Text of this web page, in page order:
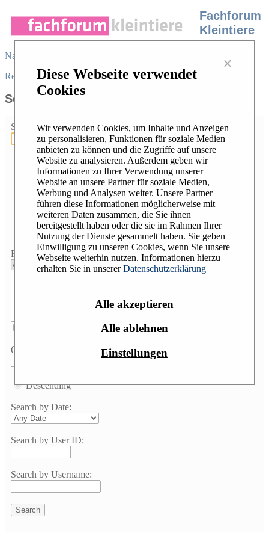
Fachforum
Kleintiere
Navigation
Register /Login|Desktop view |
Search
Search terms:
Searchallterms
Searchanyterm
Search the exact phrase
Search usingLucene syntax
Entire message
Message subject only
Forum:
Order by:
Descending
Search by Date:
Search by User ID:
Search by Username:
×
Diese Webseite verwendet
Cookies
Wir verwenden Cookies, um Inhalte und Anzeigen
zu personalisieren, Funktionen für soziale Medien
anbieten zu können und die Zugriffe auf unsere
Website zu analysieren. Außerdem geben wir
Informationen zu Ihrer Verwendung unserer
Website an unsere Partner für soziale Medien,
Werbung und Analysen weiter. Unsere Partner
führen diese Informationen möglicherweise mit
weiteren Daten zusammen, die Sie ihnen
bereitgestellt haben oder die sie im Rahmen Ihrer
Nutzung der Dienste gesammelt haben. Sie geben
Einwilligung zu unseren Cookies, wenn Sie unsere
Webseite weiterhin nutzen. Informationen hierzu
erhalten Sie in unsererDatenschutzerklärung
Alle akzeptieren
Alle ablehnen
Einstellungen